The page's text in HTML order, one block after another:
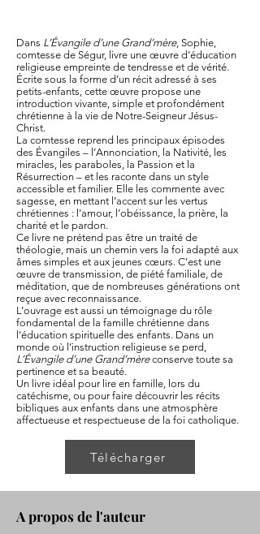
Dans L’Évangile d’une Grand’mère, Sophie,
comtesse de Ségur, livre une œuvre d’éducation
religieuse empreinte de tendresse et de vérité.
Écrite sous la forme d’un récit adressé à ses
petits-enfants, cette œuvre propose une
introduction vivante, simple et profondément
chrétienne à la vie de Notre-Seigneur Jésus-
Christ.
La comtesse reprend les principaux épisodes
des Évangiles – l’Annonciation, la Nativité, les
miracles, les paraboles, la Passion et la
Résurrection – et les raconte dans un style
accessible et familier. Elle les commente avec
sagesse, en mettant l’accent sur les vertus
chrétiennes : l’amour, l’obéissance, la prière, la
charité et le pardon.
Ce livre ne prétend pas être un traité de
théologie, mais un chemin vers la foi adapté aux
âmes simples et aux jeunes cœurs. C’est une
œuvre de transmission, de piété familiale, de
méditation, que de nombreuses générations ont
reçue avec reconnaissance.
L’ouvrage est aussi un témoignage du rôle
fondamental de la famille chrétienne dans
l’éducation spirituelle des enfants. Dans un
monde où l’instruction religieuse se perd,
L’Évangile d’une Grand’mèreconserve toute sa
pertinence et sa beauté.
Un livre idéal pour lire en famille, lors du
catéchisme, ou pour faire découvrir les récits
bibliques aux enfants dans une atmosphère
affectueuse et respectueuse de la foi catholique.
Télécharger
A propos de l'auteur